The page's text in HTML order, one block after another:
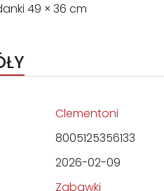
49 × 36 cm
Clementoni
8005125356133
2026-02-09
Zabawki